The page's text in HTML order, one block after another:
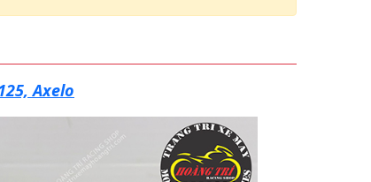
Axelo